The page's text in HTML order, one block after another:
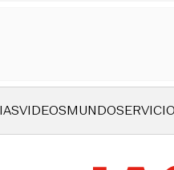
VIDEOSMUNDO